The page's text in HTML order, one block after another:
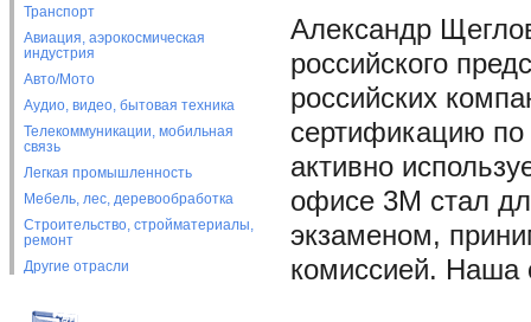
Транспорт
Авиация, аэрокосмическая
индустрия
Авто/Мото
Аудио, видео, бытовая техника
Телекоммуникации, мобильная
связь
Легкая промышленность
Мебель, лес, деревообработка
Строительство, стройматериалы,
ремонт
Другие отрасли
Александр
российского
российских
сертификацию по
активно
офисе 3M стал
экзаменом,
комиссией. Наша